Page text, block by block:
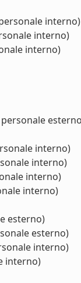
interno)
interno)
interno)
interno)
interno)
interno)
interno)
esterno)
esterno)
interno)
interno)